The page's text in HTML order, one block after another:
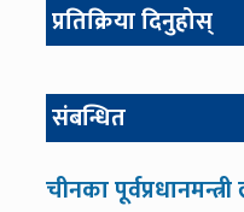
प्रतिक्रिया दिनुहोस्
संबन्धित
चीनका